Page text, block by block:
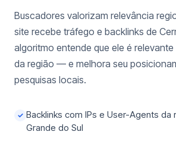
Buscadores valorizam relevância
site recebe tráfego e backlinks de
algoritmo entende que ele é
da região — e melhora seu
pesquisas locais.
✓ Backlinks com IPs e User-Agents da
Grande do Sul